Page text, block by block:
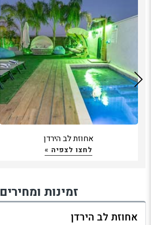
אחוזת לב הירדן
לחצו לצפיה »
זמינות ומחירים
אחוזת לב הירדן